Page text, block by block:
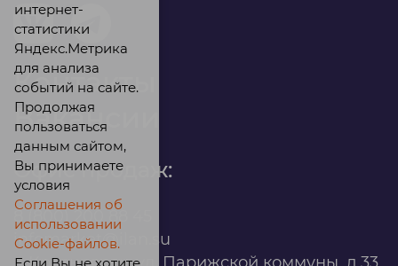
Контакты
Вакансии
Офис продаж:
infomarket@ilan.su
интернет-
статистики
Яндекс.Метрика
для анализа
событий на сайте.
Продолжая
пользоваться
данным сайтом,
Вы принимаете
условия
Соглашения об
использовании
Cookie-файлов.